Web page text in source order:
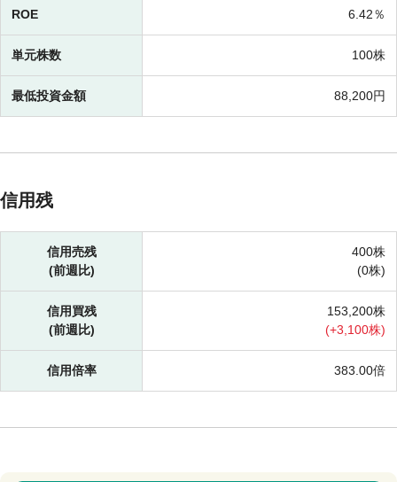
ROE 6.42％
単元株数 100株
最低投資金額 88,200円
信用残
信用売残
(前週比)
400株
(0株)
信用買残
(前週比)
153,200株
(+3,100株)
信用倍率 383.00倍